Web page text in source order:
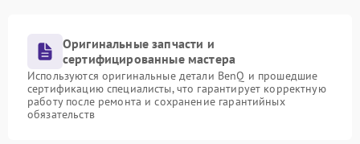
Оригинальные запчасти и
сертифицированные мастера
Используются оригинальные детали BenQ и прошедшие
сертификацию специалисты, что гарантирует корректную
работу после ремонта и сохранение гарантийных
обязательств